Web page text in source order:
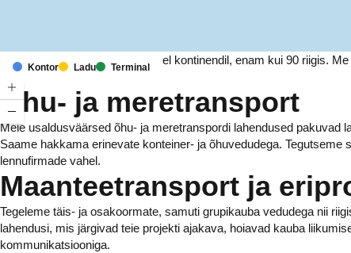
Kontor Ladu Terminal
Meil on kontorid ja rajatised kuuel kontinendil, enam kui 90 riigis.
Õhu- ja meretransport
Meie usaldusväärsed õhu- ja meretranspordi lahendused pakuvad
Saame hakkama erinevate konteiner- ja õhuvedudega. Tegutseme
lennufirmade vahel.
Maanteetransport ja
Tegeleme täis- ja osakoormate, samuti grupikauba vedudega nii
lahendusi, mis järgivad teie projekti ajakava, hoiavad kauba
kommunikatsiooniga.